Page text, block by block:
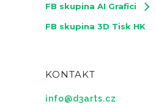
FB skupina AI Grafici
FB skupina 3D Tisk HK
KONTAKT
info@d3arts.cz